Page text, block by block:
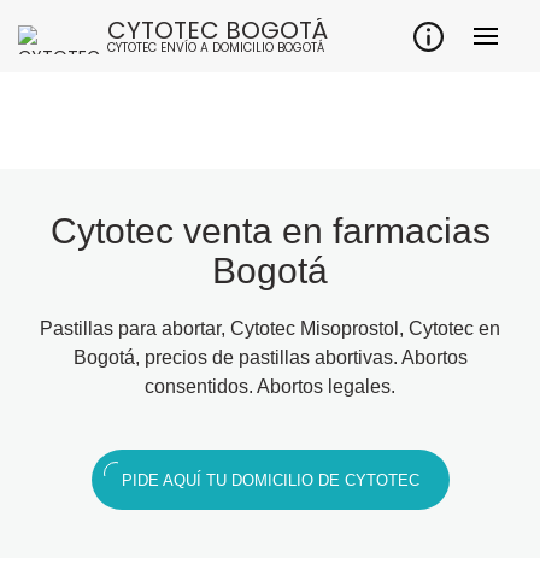
CYTOTEC BOGOTÁ
CYTOTEC ENVÍO A DOMICILIO BOGOTÁ
Cytotec venta en farmacias
Bogotá
Pastillas para abortar, Cytotec Misoprostol, Cytotec en
Bogotá, precios de pastillas abortivas. Abortos
consentidos. Abortos legales.
PIDE AQUÍ TU DOMICILIO DE CYTOTEC